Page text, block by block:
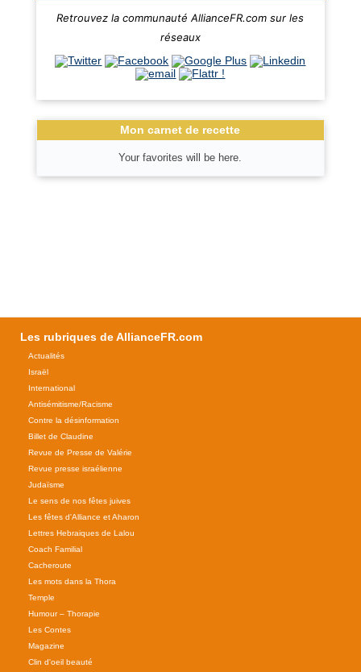
Retrouvez la communauté AllianceFR.com sur les
réseaux
Mon carnet de recette
Your favorites will be here.
Les rubriques de AllianceFR.com
Actualités
Israël
International
Antisémitisme/Racisme
Contre la désinformation
Billet de Claudine
Revue de Presse de Valérie
Revue presse israélienne
Judaïsme
Le sens de nos fêtes juives
Les fêtes d'Alliance et Aharon
Lettres Hebraiques de Lalou
Coach Familial
Cacheroute
Les mots dans la Thora
Temple
Humour – Thorapie
Les Contes
Magazine
Clin d'oeil beauté